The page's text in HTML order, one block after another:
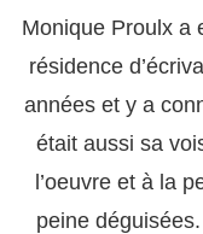
Monique Proulx a
résidence
années et y a
était aussi sa
l’oeuvre et à la
peine